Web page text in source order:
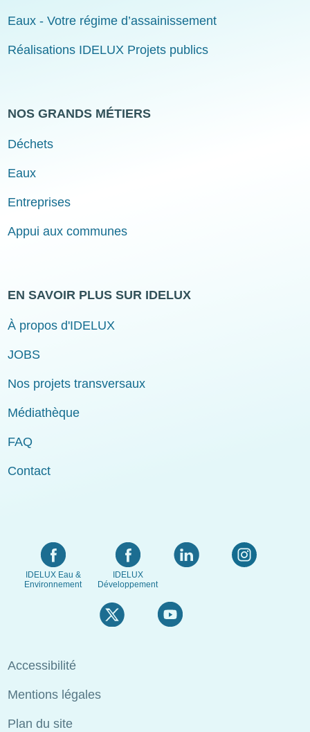
Eaux - Votre régime d’assainissement
Réalisations IDELUX Projets publics
NOS GRANDS MÉTIERS
Déchets
Eaux
Entreprises
Appui aux communes
EN SAVOIR PLUS SUR IDELUX
À propos d'IDELUX
JOBS
Nos projets transversaux
Médiathèque
FAQ
Contact
IDELUX Eau &
Environnement
IDELUX
Développement
Menu
Pied
de
page
Accessibilité
Mentions légales
Plan du site